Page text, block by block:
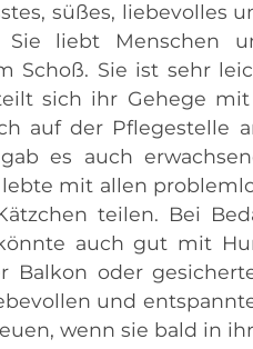
süßes, liebevolles
Sie liebt Menschen
Schoß. Sie ist sehr
sich ihr Gehege
auf der Pflegestelle
es auch
mit allen
teilen. Bei
auch gut mit
Balkon oder
und
wenn sie bald in